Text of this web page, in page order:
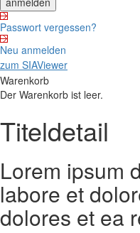
Passwort vergessen?
Neu anmelden
zum SIAViewer
Warenkorb
Der Warenkorb ist leer.
Titeldetail
Lorem ipsum
labore et
dolores et ea